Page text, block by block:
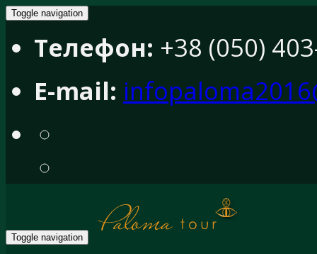
Toggle navigation
Телефон: +38 (050)
E-mail:
Toggle navigation